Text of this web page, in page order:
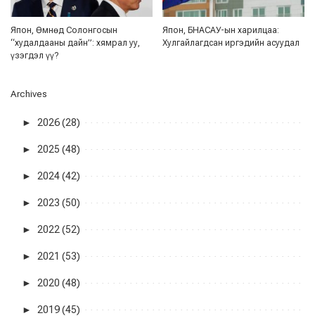
Япон, Өмнөд Солонгосын
“худалдааны дайн”: хямрал уу,
үзэгдэл үү?
Япон, БНАСАУ-ын харилцаа:
Хулгайлагдсан иргэдийн асуудал
Archives
► 2026 (28)
► 2025 (48)
► 2024 (42)
► 2023 (50)
► 2022 (52)
► 2021 (53)
► 2020 (48)
► 2019 (45)